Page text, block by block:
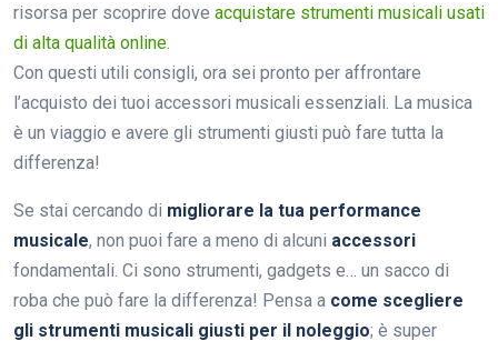
risorsa per scoprire dove acquistare strumenti musicali usati
di alta qualità online.
Con questi utili consigli, ora sei pronto per affrontare
l’acquisto dei tuoi accessori musicali essenziali. La musica
è un viaggio e avere gli strumenti giusti può fare tutta la
differenza!
Se stai cercando di migliorare la tua performance
musicale, non puoi fare a meno di alcuni accessori
fondamentali. Ci sono strumenti, gadgets e… un sacco di
roba che può fare la differenza! Pensa a come scegliere
gli strumenti musicali giusti per il noleggio; è super